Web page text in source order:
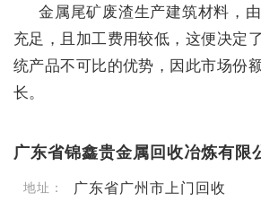
金属尾矿废渣生产建筑材料，由
充足，且加工费用较低，这便决定
统产品不可比的优势，因此市场份
长。
广东省锦鑫贵金属回收冶炼有限
地址： 广东省广州市上门回收